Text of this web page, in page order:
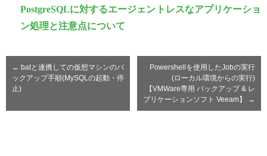
PostgreSQLに対するエージェントレスなアプリケーショ
ン処理と注意点について
← batと連携しての仮想マシンのバ
ックアップ手順(MySQLの起動・停
止)
Powershellを使用したJobの実行
(ローカル環境からの実行)
【VMWare専用 バックアップ & レ
プリケーションソフト Veeam】
→